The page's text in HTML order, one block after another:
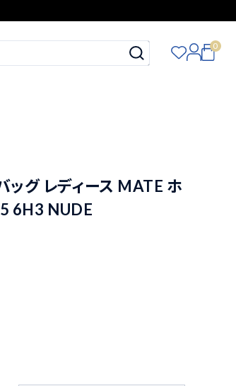
0
ッグ レディース MATE ホ
6H3 NUDE